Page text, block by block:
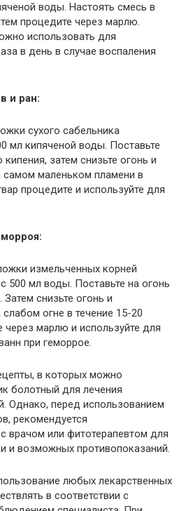
воды. Настоять смесь в
процедите через марлю.
использовать для
в день в случае воспаления
и ран:
сухого сабельника
мл кипяченой воды. Поставьте
затем снизьте огонь и
самом маленьком пламени в
процедите и используйте для
измельченных корней
500 мл воды. Поставьте на огонь
снизьте огонь и
огне в течение 15-20
через марлю и используйте для
при геморрое.
в которых можно
болотный для лечения
Однако, перед использованием
рекомендуется
врачом или фитотерапевтом для
и возможных противопоказаний.
любых лекарственных
в соответствии с